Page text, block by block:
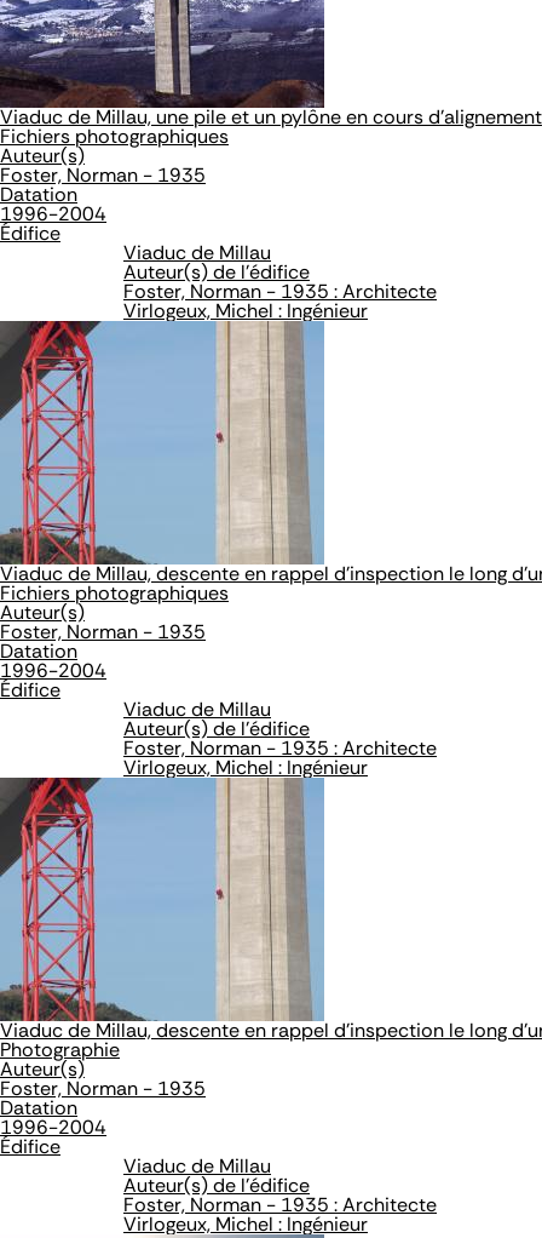
Viaduc de Millau, une pile et un pylône en cours d'alignement
Fichiers photographiques
Auteur(s)
Foster, Norman - 1935
Datation
1996-2004
Édifice
Viaduc de Millau
Auteur(s) de l'édifice
Foster, Norman - 1935 : Architecte
Virlogeux, Michel : Ingénieur
Viaduc de Millau, descente en rappel d'inspection le long
Fichiers photographiques
Auteur(s)
Foster, Norman - 1935
Datation
1996-2004
Édifice
Viaduc de Millau
Auteur(s) de l'édifice
Foster, Norman - 1935 : Architecte
Virlogeux, Michel : Ingénieur
Viaduc de Millau, descente en rappel d'inspection le long
Photographie
Auteur(s)
Foster, Norman - 1935
Datation
1996-2004
Édifice
Viaduc de Millau
Auteur(s) de l'édifice
Foster, Norman - 1935 : Architecte
Virlogeux, Michel : Ingénieur